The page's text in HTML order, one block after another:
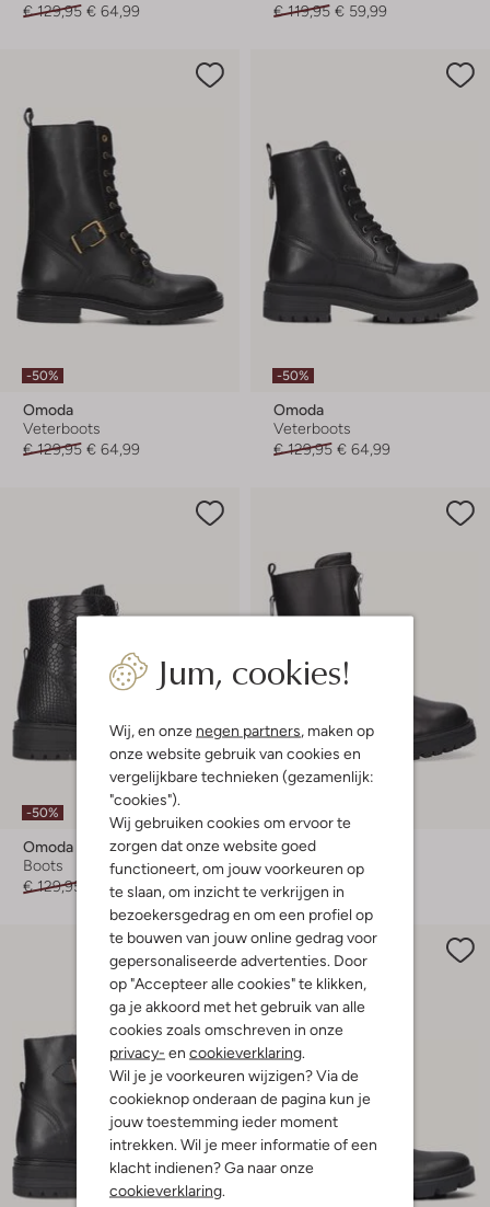
Jum, cookies!
Wij, en onze negen partners, maken op
onze website gebruik van cookies en
vergelijkbare technieken (gezamenlijk:
"cookies").
Wij gebruiken cookies om ervoor te
zorgen dat onze website goed
functioneert, om jouw voorkeuren op
te slaan, om inzicht te verkrijgen in
bezoekersgedrag en om een profiel op
te bouwen van jouw online gedrag voor
gepersonaliseerde advertenties. Door
op "Accepteer alle cookies" te klikken,
ga je akkoord met het gebruik van alle
cookies zoals omschreven in onze
privacy- en cookieverklaring.
Wil je je voorkeuren wijzigen? Via de
cookieknop onderaan de pagina kun je
jouw toestemming ieder moment
intrekken. Wil je meer informatie of een
klacht indienen? Ga naar onze
cookieverklaring.
€ 129,95 € 64,99
€ 119,95 € 59,99
-50%
Omoda
Veterboots
€ 129,95 € 64,99
-50%
Omoda
Veterboots
€ 129,95 € 64,99
-50%
Omoda
Boots
€ 129,95
€ 64,99
Omoda
Enkelboots
€ 129,95 € 64,99